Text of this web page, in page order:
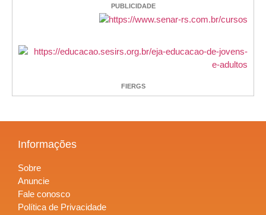
PUBLICIDADE
FIERGS
Informações
Sobre
Anuncie
Fale conosco
Política de Privacidade